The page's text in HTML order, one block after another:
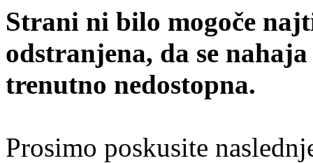
Strani ni bilo mogoče
odstranjena, da se
trenutno nedostopna.
Prosimo poskusite